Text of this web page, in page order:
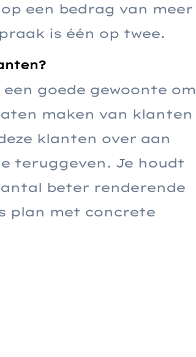
een bedrag van meer
is één op twee.
goede gewoonte om
maken van klanten
klanten over aan
teruggeven. Je houdt
beter renderende
plan met concrete